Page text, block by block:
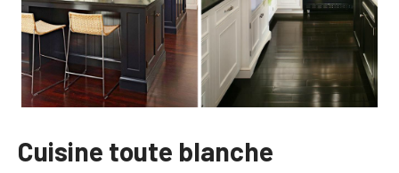
Cuisine toute blanche